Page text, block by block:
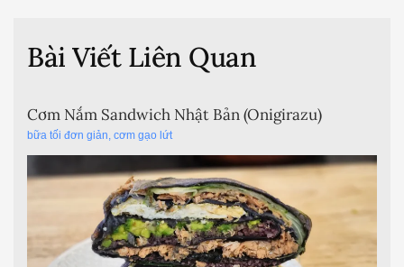
Bài Viết Liên Quan
Cơm Nắm Sandwich Nhật Bản (Onigirazu)
bữa tối đơn giản, cơm gạo lứt